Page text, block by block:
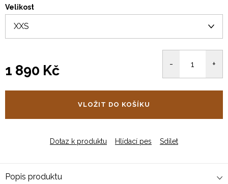
Velikost
1 890 Kč
VLOŽIT DO KOŠÍKU
Dotaz k produktu Hlídací pes Sdílet
Popis produktu